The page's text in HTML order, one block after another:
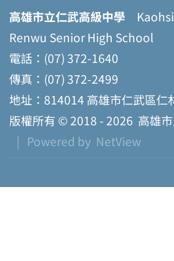
高雄市立仁武高級中學
Renwu Senior High School
電話：(07) 372-1640
傳真：(07) 372-2499
地址：814014 高雄市仁武區仁
版權所有 © 2018 - 2026 高雄
| Powered by NetView